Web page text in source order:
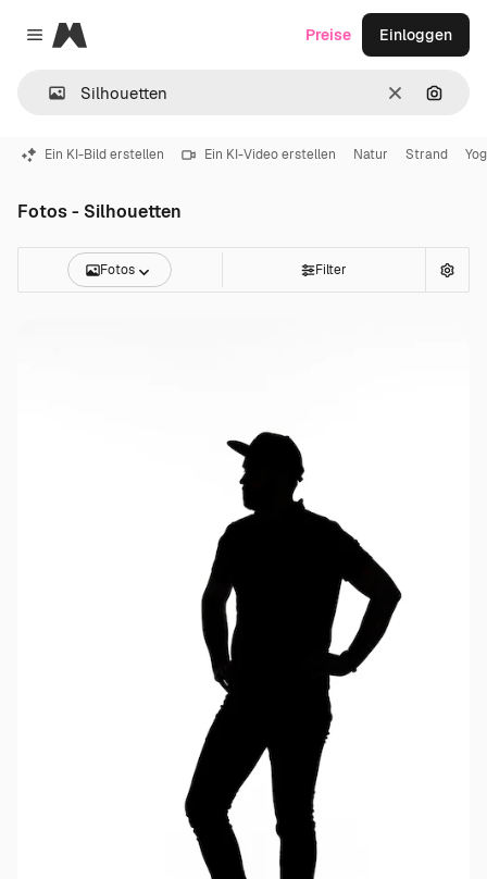
Close menu
Magnific
LöschenNach
Preise Einloggen
Ein KI-Bild erstellen Ein KI-Video erstellen Natur Strand
Fotos - Silhouetten
Fotos Filter